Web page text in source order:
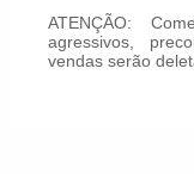
ATENÇÃO:
agressivos,
vendas serão